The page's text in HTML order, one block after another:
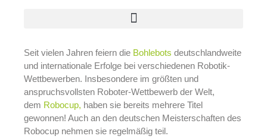
Seit vielen Jahren feiern die Bohlebots deutschlandweite
und internationale Erfolge bei verschiedenen Robotik-
Wettbewerben. Insbesondere im größten und
anspruchsvollsten Roboter-Wettbewerb der Welt,
dem Robocup, haben sie bereits mehrere Titel
gewonnen! Auch an den deutschen Meisterschaften des
Robocup nehmen sie regelmäßig teil.